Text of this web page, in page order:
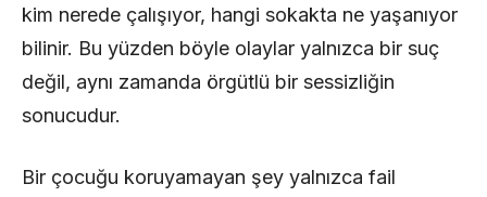
kim nerede çalışıyor, hangi sokakta ne yaşanıyor
bilinir. Bu yüzden böyle olaylar yalnızca bir suç
değil, aynı zamanda örgütlü bir sessizliğin
sonucudur.
Bir çocuğu koruyamayan şey yalnızca fail